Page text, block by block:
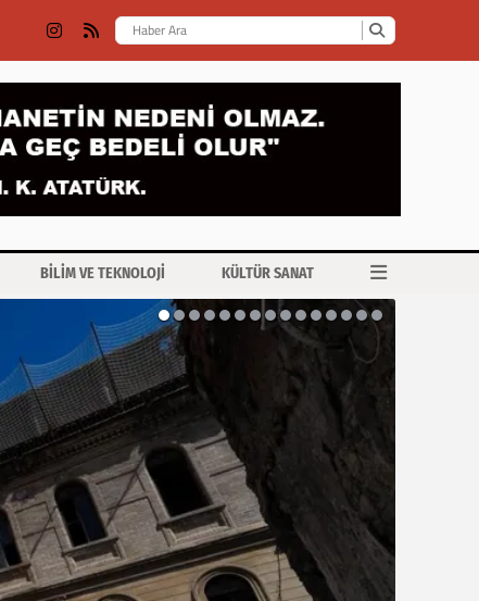
BİLİM VE TEKNOLOJİ KÜLTÜR SANAT